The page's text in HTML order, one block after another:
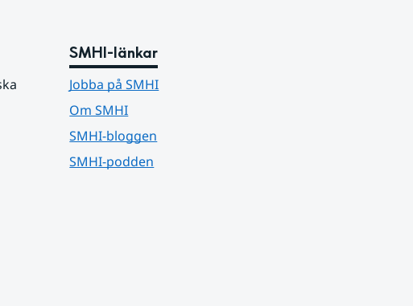
SMHI-länkar
Jobba på SMHI
Om SMHI
SMHI-bloggen
SMHI-podden